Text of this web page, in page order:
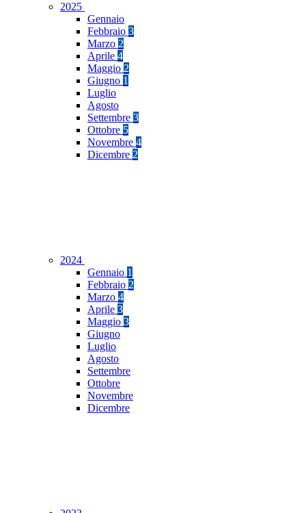
2025
Gennaio
Febbraio 3
Marzo 2
Aprile 4
Maggio 2
Giugno 1
Luglio
Agosto
Settembre 3
Ottobre 5
Novembre 4
Dicembre 2
2024
Gennaio 1
Febbraio 2
Marzo 4
Aprile 3
Maggio 3
Giugno
Luglio
Agosto
Settembre
Ottobre
Novembre
Dicembre